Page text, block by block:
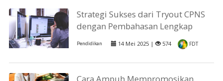
Strategi Sukses dari Tryout CPNS
dengan Pembahasan Lengkap
Pendidikan 14 Mei 2025 | 574 FDT